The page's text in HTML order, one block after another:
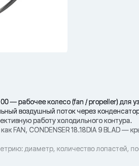
— рабочее колесо (fan / propeller) для
воздушный поток через
работу холодильного контура.
FAN, CONDENSER 18.18DIA 9 BLAD —
диаметр, количество лопастей,